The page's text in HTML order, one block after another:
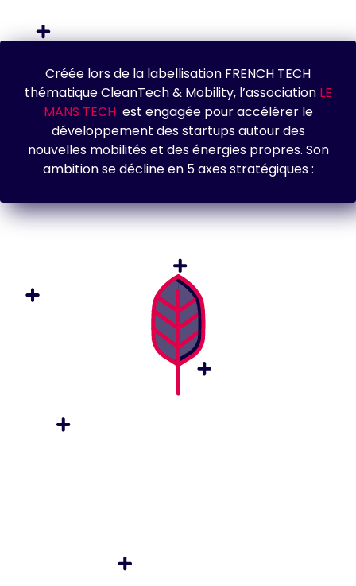
Créée lors de la labellisation FRENCH TECH
thématique CleanTech & Mobility, l’association LE
MANS TECH est engagée pour accélérer le
développement des startups autour des
nouvelles mobilités et des énergies propres. Son
ambition se décline en 5 axes stratégiques :